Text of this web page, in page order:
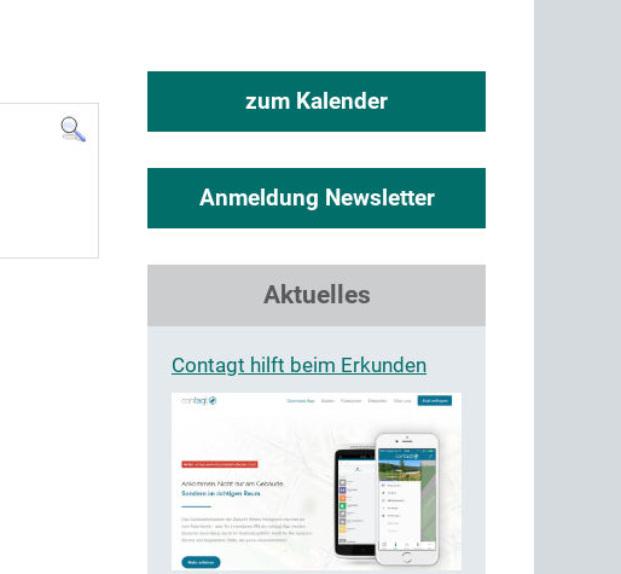
zum Kalender
Anmeldung Newsletter
Aktuelles
Contagt hilft beim Erkunden